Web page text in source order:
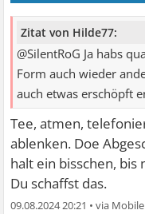
Zitat von Hilde77:
@SilentRoG Ja habs
Form auch wieder
auch etwas erschöpft
Tee, atmen,
ablenken. Doe
halt ein bisschen,
Du schaffst das.
09.08.2024 20:21 •